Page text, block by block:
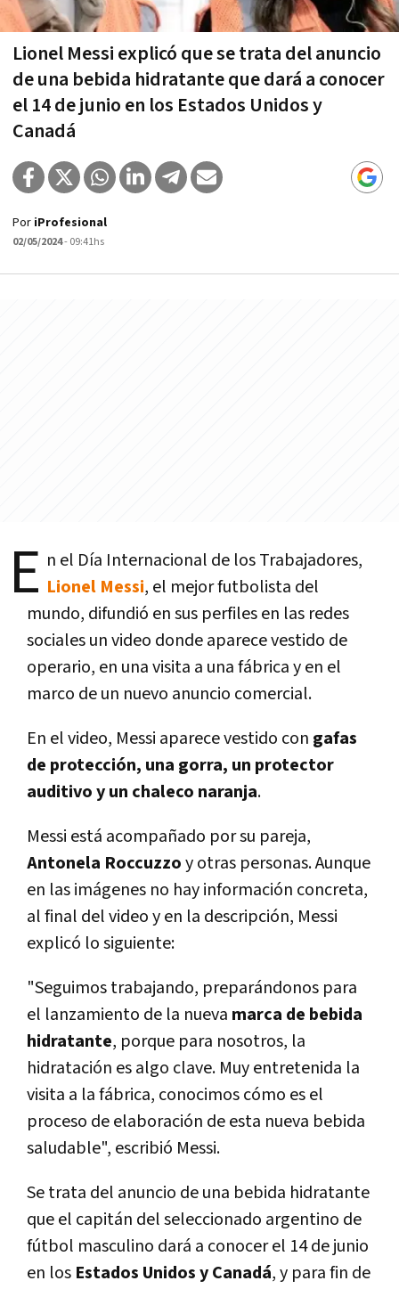
Lionel Messi explicó que se trata del anuncio
de una bebida hidratante que dará a conocer
el 14 de junio en los Estados Unidos y
Canadá
Por iProfesional
02/05/2024- 09:41hs
E n el Día Internacional de los Trabajadores,
Lionel Messi, el mejor futbolista del
mundo, difundió en sus perfiles en las redes
sociales un video donde aparece vestido de
operario, en una visita a una fábrica y en el
marco de un nuevo anuncio comercial.
En el video, Messi aparece vestido con gafas
de protección, una gorra, un protector
auditivo y un chaleco naranja.
Messi está acompañado por su pareja,
Antonela Roccuzzoy otras personas. Aunque
en las imágenes no hay información concreta,
al final del video y en la descripción, Messi
explicó lo siguiente:
"Seguimos trabajando, preparándonos para
el lanzamiento de la nueva marca de bebida
hidratante, porque para nosotros, la
hidratación es algo clave. Muy entretenida la
visita a la fábrica, conocimos cómo es el
proceso de elaboración de esta nueva bebida
saludable", escribió Messi.
Se trata del anuncio de una bebida hidratante
que el capitán del seleccionado argentino de
fútbol masculino dará a conocer el 14 de junio
en los Estados Unidos y Canadá, y para fin de